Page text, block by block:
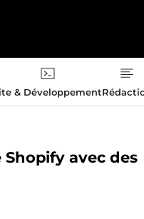
& Développement
avec des